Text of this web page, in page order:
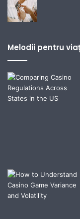
Melodii pentru